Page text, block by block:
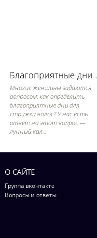
Многие женщины задаются
вопросом: как определить
благоприятные дни для
стрижки волос? У нас есть
ответ на этот вопрос —
лунный кал...
О САЙТЕ
Группа вконтакте
Вопросы и ответы